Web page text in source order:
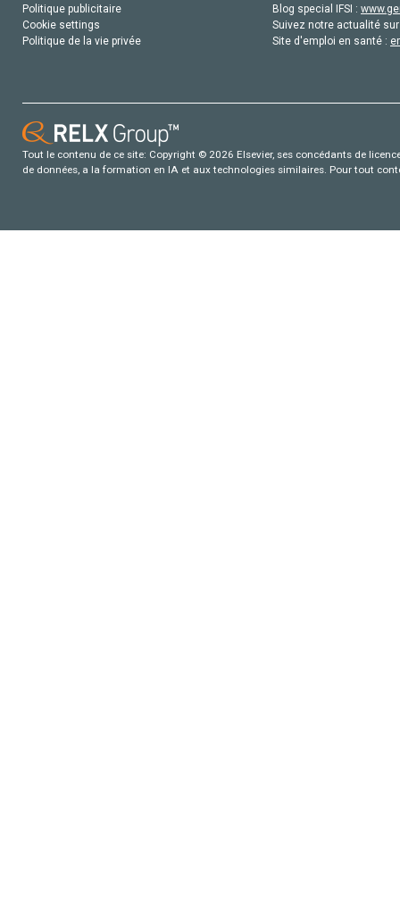
Politique publicitaire
Cookie settings
Politique de la vie privée
Blog special IFSI :
Suivez notre actualité
Site d'emploi en santé :
Tout le contenu de ce site: Copyright © 2026 Elsevier, ses concédants de
de données, a la formation en IA et aux technologies similaires. Pour tout